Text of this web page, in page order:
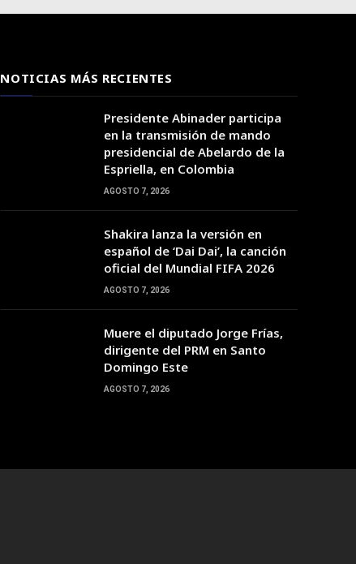
28°C 29°C 30°C 31°C
NOTICIAS MÁS RECIENTES
Presidente Abinader participa
en la transmisión de mando
presidencial de Abelardo de la
Espriella, en Colombia
AGOSTO 7, 2026
Shakira lanza la versión en
español de ‘Dai Dai’, la canción
oficial del Mundial FIFA 2026
AGOSTO 7, 2026
Muere el diputado Jorge Frías,
dirigente del PRM en Santo
Domingo Este
AGOSTO 7, 2026